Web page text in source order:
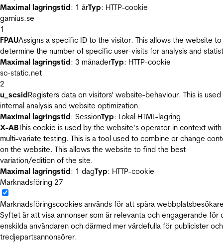
Maximal lagringstid: 1 årTyp: HTTP-cookie
garnius.se
1
FPAUAssigns a specific ID to the visitor. This allows the website to
determine the number of specific user-visits for analysis and
Maximal lagringstid: 3 månaderTyp: HTTP-cookie
sc-static.net
2
u_scsidRegisters data on visitors' website-behaviour. This is
internal analysis and website optimization.
Maximal lagringstid: SessionTyp: Lokal HTML-lagring
X-ABThis cookie is used by the website’s operator in context with
multi-variate testing. This is a tool used to combine or change
on the website. This allows the website to find the best
variation/edition of the site.
Maximal lagringstid: 1 dagTyp: HTTP-cookie
Marknadsföring 27
Marknadsföringscookies används för att spåra
Syftet är att visa annonser som är relevanta och engagerande för
enskilda användaren och därmed mer värdefulla för publicister och
tredjepartsannonsörer.